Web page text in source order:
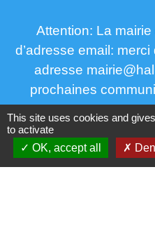
Attention: La
d’adresse email:
adresse
prochaines
This site uses cookies and
to activate
OK, accept all